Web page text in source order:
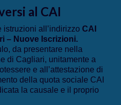
al CAI
istruzioni all’indirizzo CAI
– Nuove Iscrizioni.
da presentare nella
di Cagliari, unitamente a
e all’attestazione di
della quota sociale CAI
la causale e il proprio